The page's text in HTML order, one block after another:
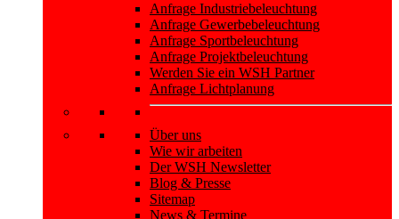
Anfrage Industriebeleuchtung
Anfrage Gewerbebeleuchtung
Anfrage Sportbeleuchtung
Anfrage Projektbeleuchtung
Werden Sie ein WSH Partner
Anfrage Lichtplanung
Über uns
Wie wir arbeiten
Der WSH Newsletter
Blog & Presse
Sitemap
News & Termine